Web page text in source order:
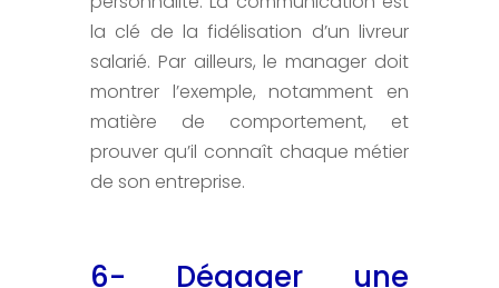
la clé de la fidélisation d’un livreur
salarié. Par ailleurs, le manager doit
montrer l’exemple, notamment en
matière de comportement, et
prouver qu’il connaît chaque métier
de son entreprise.
6- Dégager une